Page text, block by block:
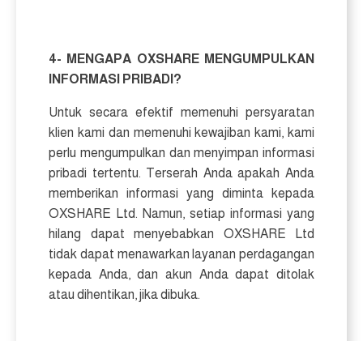
4- MENGAPA OXSHARE MENGUMPULKAN
INFORMASI PRIBADI?
Untuk secara efektif memenuhi persyaratan
klien kami dan memenuhi kewajiban kami, kami
perlu mengumpulkan dan menyimpan informasi
pribadi tertentu. Terserah Anda apakah Anda
memberikan informasi yang diminta kepada
OXSHARE Ltd. Namun, setiap informasi yang
hilang dapat menyebabkan OXSHARE Ltd
tidak dapat menawarkan layanan perdagangan
kepada Anda, dan akun Anda dapat ditolak
atau dihentikan, jika dibuka.